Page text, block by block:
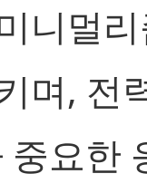
니멀
며, 전
중요한